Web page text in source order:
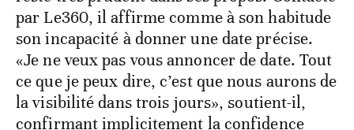
par Le360, il affirme comme à son habitude
son incapacité à donner une date précise.
«Je ne veux pas vous annoncer de date. Tout
ce que je peux dire, c’est que nous aurons de
la visibilité dans trois jours», soutient-il,
confirmant implicitement la confidence